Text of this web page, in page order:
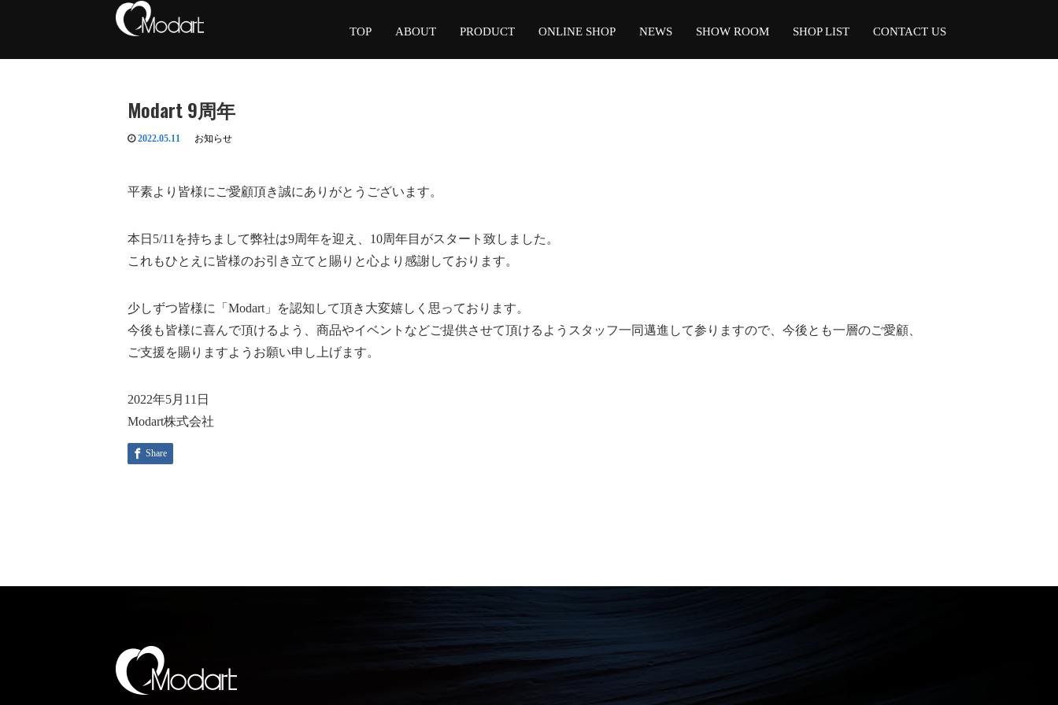
TOP ABOUT PRODUCT ONLINE SHOP NEWS SHOW ROOM SHOP LIST CONTACT US
Modart 9周年
2022.05.11 お知らせ
平素より皆様にご愛顧頂き誠にありがとうございます。
本日5/11を持ちまして弊社は9周年を迎え、10周年目がスタート致しました。
これもひとえに皆様のお引き立てと賜りと心より感謝しております。
少しずつ皆様に「Modart」を認知して頂き大変嬉しく思っております。
今後も皆様に喜んで頂けるよう、商品やイベントなどご提供させて頂けるようスタッフ一同邁進して参りますので、今後とも一層のご愛顧、
ご支援を賜りますようお願い申し上げます。
2022年5月11日
Modart株式会社
Share